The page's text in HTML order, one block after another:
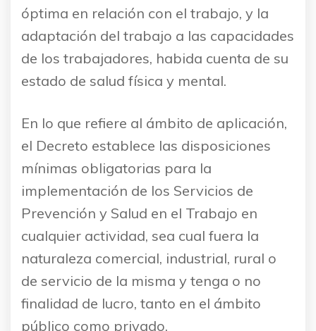
óptima en relación con el trabajo, y la
adaptación del trabajo a las capacidades
de los trabajadores, habida cuenta de su
estado de salud física y mental.
En lo que refiere al ámbito de aplicación,
el Decreto establece las disposiciones
mínimas obligatorias para la
implementación de los Servicios de
Prevención y Salud en el Trabajo en
cualquier actividad, sea cual fuera la
naturaleza comercial, industrial, rural o
de servicio de la misma y tenga o no
finalidad de lucro, tanto en el ámbito
público como privado.